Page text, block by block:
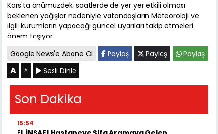
Kars'ta önümüzdeki saatlerde de yer yer etkili olması
beklenen yağışlar nedeniyle vatandaşların Meteoroloji ve
ilgili kurumların yapacağı güncel uyarıları takip etmeleri
önem taşıyor.
Google News'e Abone Ol
Paylaş Paylaş Paylaş
A A Sesli Dinle
Son Dakika
15:54